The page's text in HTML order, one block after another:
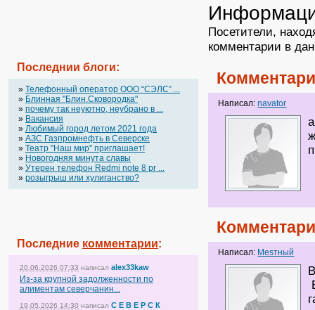
Последнии блоги:
» Телефонный оператор OOO “СЭЛС” ...
» Блинная "Блин.Сковородка"
» почему так неуютно, неубрано в ...
» Вакансия
» Любимый город летом 2021 года
» АЗС Газпромнефть в Северске
» Театр "Наш мир" приглашает!
» Новогодняя минута славы
» Утерен телефон Redmi note 8 pr ...
» розыгрыш или хулиганство?
Последние комментарии:
20.06.2026 07:33 написал alex33kaw
Из-за крупной задолженности по
алиментам северчанин...
19.05.2026 14:30 написал С Е В Е Р С К
Посетители,
комментарии в
Написал:navator
Написал: Mesтный